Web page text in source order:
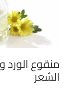
منقوع الورد
الشعر